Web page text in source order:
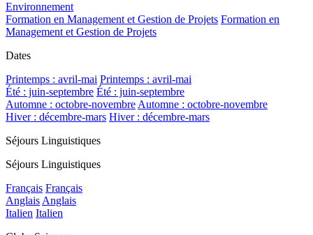
Environnement
Formation en Management et Gestion de Projets Formation en
Management et Gestion de Projets
Dates
Printemps : avril-mai Printemps : avril-mai
Été : juin-septembre Été : juin-septembre
Automne : octobre-novembreAutomne : octobre-novembre
Hiver : décembre-mars Hiver : décembre-mars
Séjours Linguistiques
Séjours Linguistiques
Français Français
AnglaisAnglais
Italien Italien